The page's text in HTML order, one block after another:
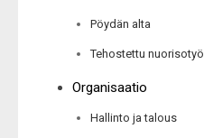
Pöydän alta
Tehostettu nuorisotyö
Organisaatio
Hallinto ja talous